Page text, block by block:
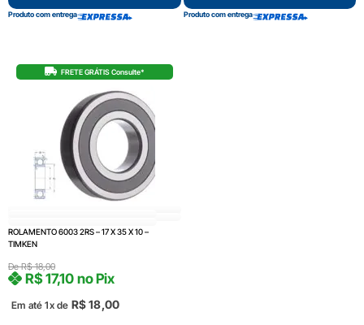
Produto com entrega Produto com entrega
FRETE GRÁTIS Consulte*
ROLAMENTO 6003 2RS – 17 X 35 X 10 –
TIMKEN
DeR$18,00
Em até 1x de R$18,00
R$17,10 no Pix